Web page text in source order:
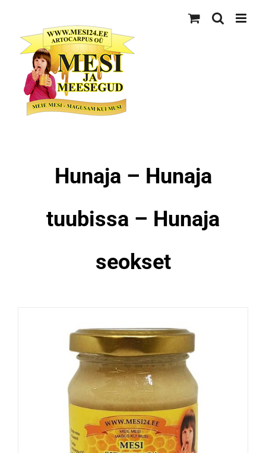
content
Hunaja – Hunaja
tuubissa – Hunaja
seokset